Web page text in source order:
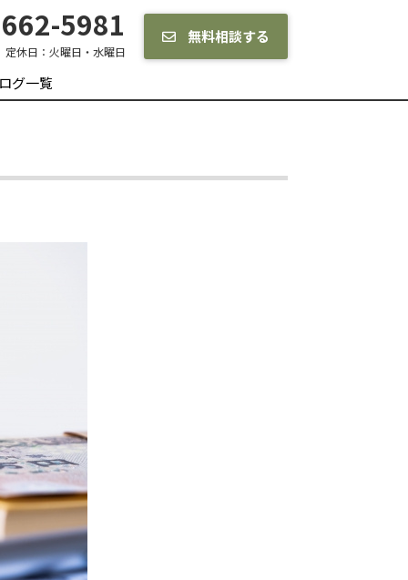
5981
定休日： 火曜日・水曜日
無料相談する
グ一覧